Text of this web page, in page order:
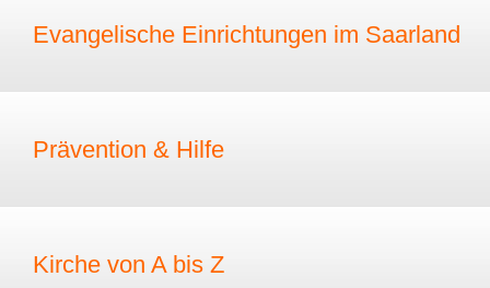
Evangelische Einrichtungen im Saarland
Prävention & Hilfe
Kirche von A bis Z